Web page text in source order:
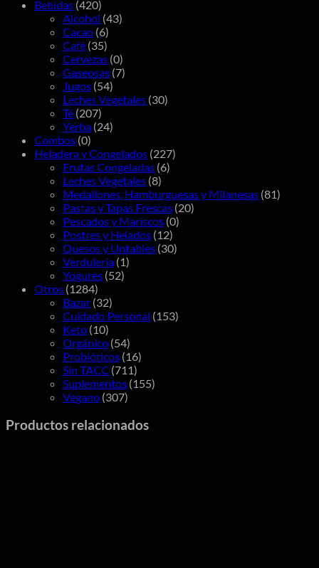
Bebidas (420)
Alcohol (43)
Cacao (6)
Café (35)
Cervezas (0)
Gaseosas (7)
Jugos (54)
Leches Vegetales (30)
Té (207)
Yerba (24)
Combos (0)
Heladera y Congelados (227)
Frutas Congeladas (6)
Leches Vegetales (8)
Medallones, Hamburguesas y Milanesas (81)
Pastas y Tapas Frescas (20)
Pescados y Mariscos (0)
Postres y Helados (12)
Quesos y Untables (30)
Verdulería (1)
Yogures (52)
Otros (1284)
Bazar (32)
Cuidado Personal (153)
Keto (10)
Orgánico (54)
Probióticos (16)
Sin TACC (711)
Suplementos (155)
Vegano (307)
Productos relacionados